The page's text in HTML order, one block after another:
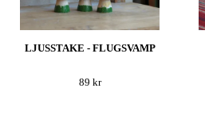
LJUSSTAKE - FLUGSVAMP
89 kr